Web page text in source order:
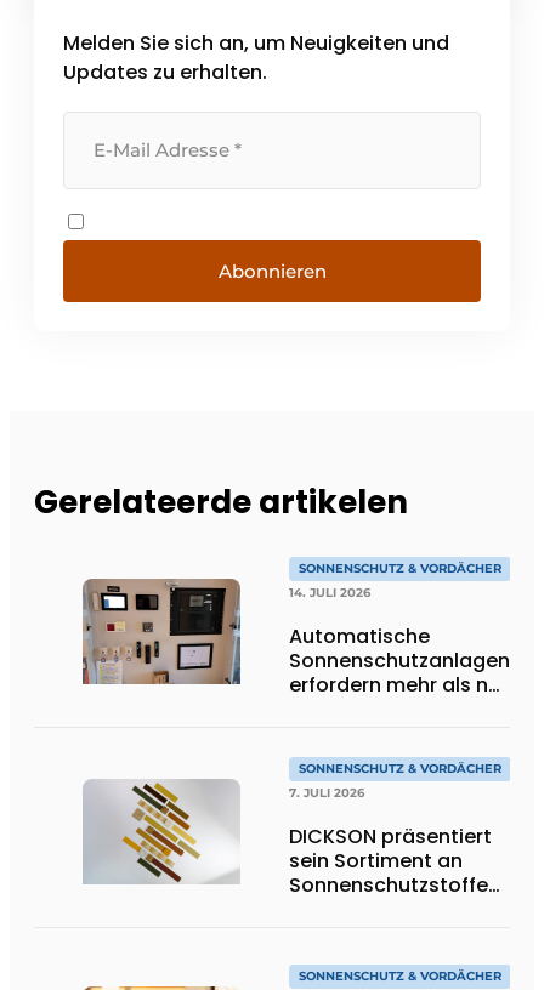
entwickelt und entspricht [...]
Melden Sie sich an, um Neuigkeiten und
Updates zu erhalten.
Abonnieren
Gerelateerde artikelen
SONNENSCHUTZ & VORDÄCHER
14. JULI 2026
Automatische
Sonnenschutzanlagen
erfordern mehr als nur
SONNENSCHUTZ & VORDÄCHER
7. JULI 2026
DICKSON präsentiert
sein Sortiment an
Sonnenschutzstoffen
SONNENSCHUTZ & VORDÄCHER